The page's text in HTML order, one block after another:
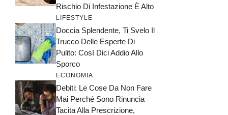
Rischio Di Infestazione È Alto
LIFESTYLE
Doccia Splendente, Ti Svelo Il
Trucco Delle Esperte Di
Pulito: Così Dici Addio Allo
Sporco
ECONOMIA
Debiti: Le Cose Da Non Fare
Mai Perché Sono Rinuncia
Tacita Alla Prescrizione,